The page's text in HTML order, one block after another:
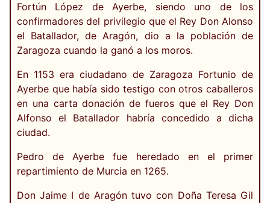
Fortún López de Ayerbe, siendo uno de los
confirmadores del privilegio que el Rey Don Alonso
el Batallador, de Aragón, dio a la población de
Zaragoza cuando la ganó a los moros.
En 1153 era ciudadano de Zaragoza Fortunio de
Ayerbe que había sido testigo con otros caballeros
en una carta donación de fueros que el Rey Don
Alfonso el Batallador habría concedido a dicha
ciudad.
Pedro de Ayerbe fue heredado en el primer
repartimiento de Murcia en 1265.
Don Jaime I de Aragón tuvo con Doña Teresa Gil